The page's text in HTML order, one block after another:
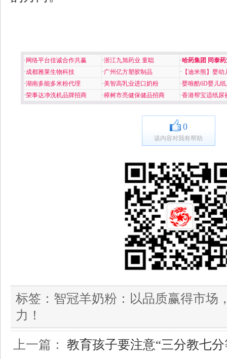
· 网络平台佳诚合作共赢 ·浙江九旭药业 童聪 ·哈药集团 同泰
·成都雅莱生物科技 ·广州亿方塑胶制品 · 【迪米熊】婴幼
·湖南多能多米粉代理 ·美智高乳业进口奶粉 ·婴唯酷6D婴儿
·荣事达净洗机品牌招商 ·樟树市亮健保健品招商 ·香港帮宝适纸尿
0
该内容对我有帮助
标签： 智冠羊奶粉：以品质赢得市场
力！
上一篇： 教育孩子要注意“三分教七分